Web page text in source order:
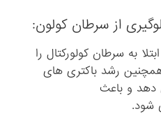
به سرطان کولورکتال را
رشد باکتری های
دهد و باعث
شود.